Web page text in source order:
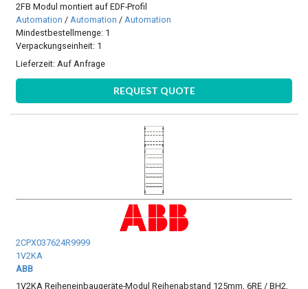
2FB Modul montiert auf EDF-Profil
Automation /Automation /Automation
Mindestbestellmenge: 1
Verpackungseinheit: 1
Lieferzeit: Auf Anfrage
REQUEST QUOTE
2CPX037624R9999
1V2KA
ABB
1V2KA Reiheneinbaugeräte-Modul Reihenabstand 125mm, 6RE / BH2,